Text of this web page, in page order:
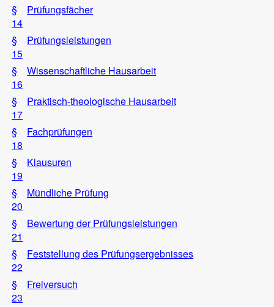
§
14
Prüfungsfächer
§
15
Prüfungsleistungen
§
16
Wissenschaftliche Hausarbeit
§
17
Praktisch-theologische Hausarbeit
§
18
Fachprüfungen
§
19
Klausuren
§
20
Mündliche Prüfung
§
21
Bewertung der Prüfungsleistungen
§
22
Feststellung des Prüfungsergebnisses
§
23
Freiversuch